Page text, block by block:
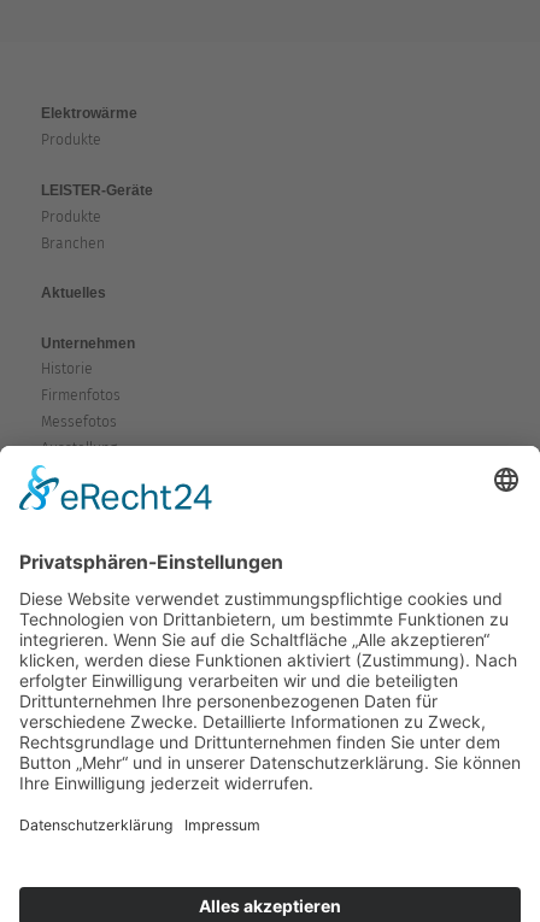
Elektrowärme
Produkte
LEISTER-Geräte
Produkte
Branchen
Aktuelles
Unternehmen
Historie
Firmenfotos
Messefotos
Ausstellung
Service
Garantie & Gewährleistung
Mieten-Testen-Kaufen
Reparaturen
Sicherheitshinweise
Versand
Kontakt
Karte
Anfahrtsplan
Wegbeschreibung
Copyright © 2026 Bohlen Elektrowärme.